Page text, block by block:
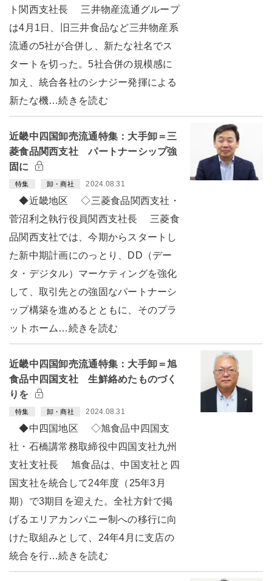
ト関西支社長 三井物産流通グループ
は4月1日、旧三井食品など三井物産系
流通の5社が合併し、新たな社名でス
タートを切った。5社合併の規模感に
加え、統合各社のシナジー発揮による
新たな機…続きを読む
近畿中四国卸売流通特集：大手卸＝三
菱食品関西支社 パートナーシップ強
固に
特集 卸・商社 2024.08.31
◆近畿地区 ◇三菱食品関西支社・
菅沼利之執行役員関西支社長 三菱食
品関西支社では、今期からスタートし
た新中期計画にのっとり、DD（デー
タ・デジタル）マーケティングを強化
して、取引先との強固なパートナーシ
ップ構築を進めるとともに、そのプラ
ットホーム…続きを読む
近畿中四国卸売流通特集：大手卸＝旭
食品中四国支社 生鮮絡めたものづく
りを
特集 卸・商社 2024.08.31
◆中四国地区 ◇旭食品中四国支
社・石橋講常務取締役中四国支社九州
支社支社長 旭食品は、中国支社と四
国支社を統合して24年度（25年3月
期）で3期目を迎えた。全社方針で掲
げるエリアカンパニー制への移行に向
けた取組みとして、24年4月に支店の
統合を行…続きを読む